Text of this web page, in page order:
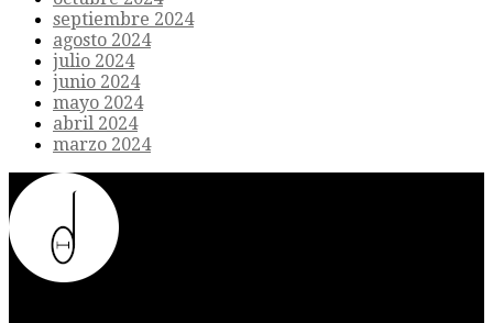
septiembre 2024
agosto 2024
julio 2024
junio 2024
mayo 2024
abril 2024
marzo 2024